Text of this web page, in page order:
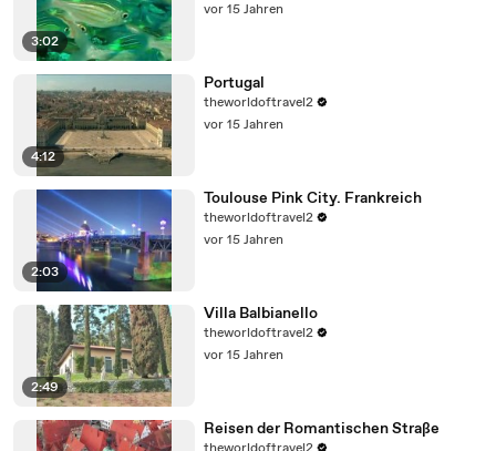
3:02
vor 15 Jahren
4:12
Portugal
theworldoftravel2
vor 15 Jahren
2:03
Toulouse Pink City. Frankreich
theworldoftravel2
vor 15 Jahren
2:49
Villa Balbianello
theworldoftravel2
vor 15 Jahren
Reisen der Romantischen Straße